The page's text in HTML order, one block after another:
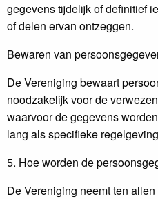
gegevens tijdelijk of definitief
of delen ervan ontzeggen.
Bewaren van
De Vereniging bewaart
noodzakelijk voor de
waarvoor de gegevens
lang als specifieke
5. Hoe worden de
De Vereniging neemt ten